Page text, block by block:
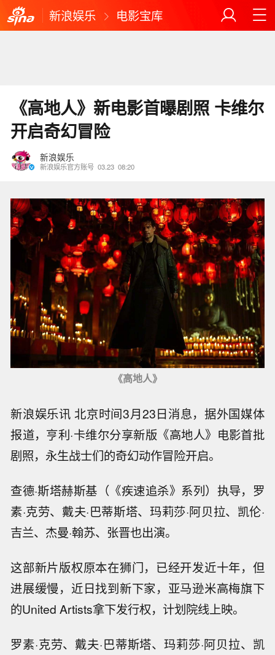
新浪娱乐 电影宝库
《高地人》新电影首曝剧照 卡维尔
开启奇幻冒险
新浪娱乐
新浪娱乐官方账号 03.23 08:20
《高地人》
新浪娱乐讯 北京时间3月23日消息，据外国媒体
报道，亨利·卡维尔分享新版《高地人》电影首批
剧照，永生战士们的奇幻动作冒险开启。
查德·斯塔赫斯基（《疾速追杀》系列）执导，罗
素·克劳、戴夫·巴蒂斯塔、玛莉莎·阿贝拉、凯伦·
吉兰、杰曼·翰苏、张晋也出演。
这部新片版权原本在狮门，已经开发近十年，但
进展缓慢，近日找到新下家，亚马逊米高梅旗下
的United Artists拿下发行权，计划院线上映。
罗素·克劳、戴夫·巴蒂斯塔、玛莉莎·阿贝拉、凯